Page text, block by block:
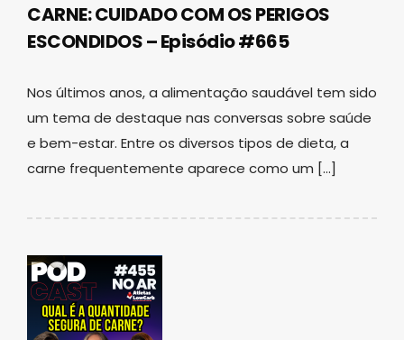
CARNE: CUIDADO COM OS PERIGOS
ESCONDIDOS – Episódio #665
Nos últimos anos, a alimentação saudável tem sido
um tema de destaque nas conversas sobre saúde
e bem-estar. Entre os diversos tipos de dieta, a
carne frequentemente aparece como um […]